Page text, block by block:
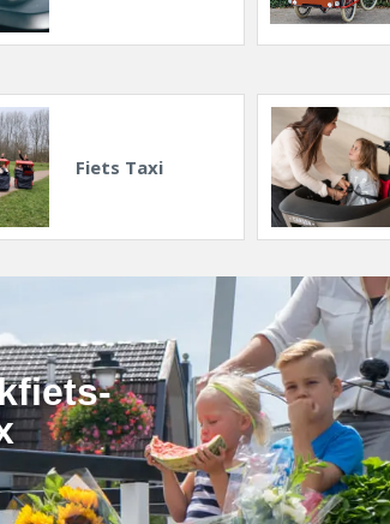
Fiets Taxi